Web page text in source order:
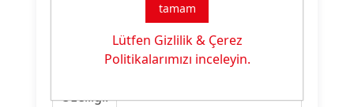
Fiksatör
Özelliği:
tamam
Lütfen Gizlilik & Çerez
Politikalarımızı inceleyin.